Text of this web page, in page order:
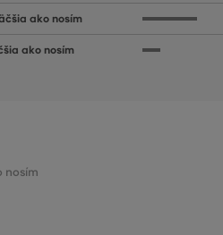
ako nosím
ako nosím
nosím